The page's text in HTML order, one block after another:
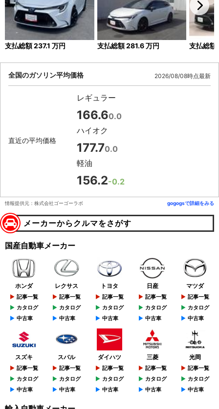
支払総額237.1 万円 支払総額281.6万円 支払総額
全国のガソリン平均価格 2026/08/08時点最新
直近の平均価格
レギュラー
166.60.0
ハイオク
177.70.0
軽油
156.2-0.2
情報提供元：株式会社ゴーゴーラボ gogogsで詳細をみる
メーカーからクルマをさがす
国産自動車メーカー
ホンダ
記事一覧
カタログ
中古車
レクサス
記事一覧
カタログ
中古車
トヨタ
記事一覧
カタログ
中古車
日産
記事一覧
カタログ
中古車
マツダ
記事一覧
カタログ
中古車
スズキ
記事一覧
カタログ
中古車
スバル
記事一覧
カタログ
中古車
ダイハツ
記事一覧
カタログ
中古車
三菱
記事一覧
カタログ
中古車
光岡
記事一覧
カタログ
中古車